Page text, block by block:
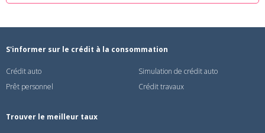
S'informer sur le crédit à la consommation
Crédit auto
Simulation de crédit auto
Prêt personnel
Crédit travaux
Trouver le meilleur taux